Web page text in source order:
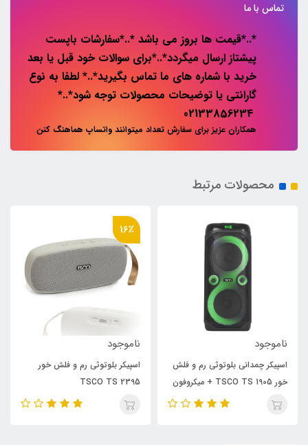
تماس با ما
*..*قیمت ها بروز می باشد *..*سفارشات باپست
پیشتاز ارسال میگردد*..*برای سوالات خود قبل یا بعد
خرید با شماره های ما تماس بگیرید*..* لطفا به نوع
گارانتی یا توضیحات محصولات توجه شود*..*
همکاران عزیز برای سفارش تعداد میتوانند واتساپ هماهنگ کنن
محصولات مرتبط
ناموجود
اسپیکر چمدانی بلوتوثی رم و فلش
خور TSCO TS 1905 + میکروفون
و ریموت کنترل
16٪
ناموجود
اسپیکر بلوتوثی رم و فلش خور
TSCO TS 2395